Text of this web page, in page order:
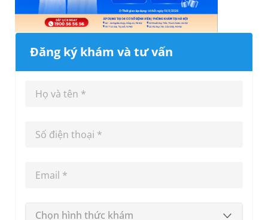
Đăng ký khám và tư vấn
Chọn hình thức khám